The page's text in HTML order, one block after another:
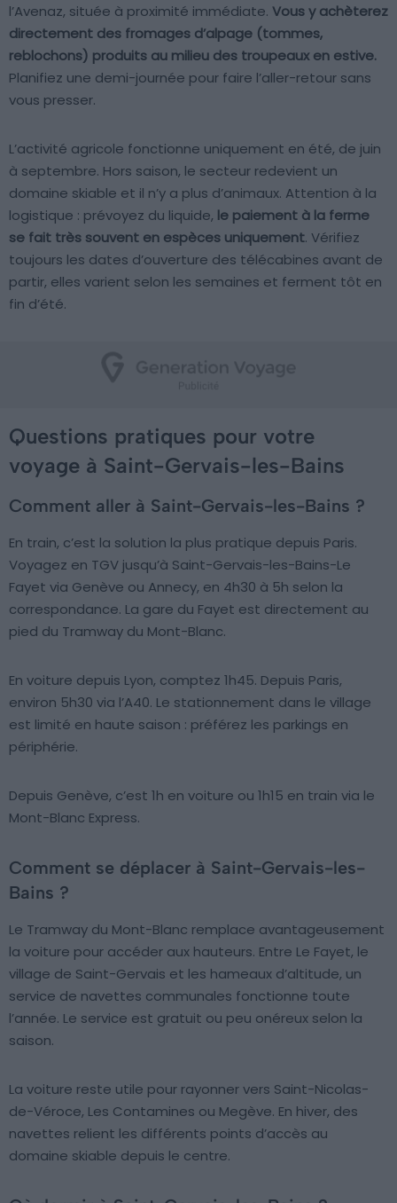
l’Avenaz, située à proximité immédiate. Vous y achèterez
directement des fromages d’alpage (tommes,
reblochons) produits au milieu des troupeaux en estive.
Planifiez une demi-journée pour faire l’aller-retour sans
vous presser.
L’activité agricole fonctionne uniquement en été, de juin
à septembre. Hors saison, le secteur redevient un
domaine skiable et il n’y a plus d’animaux. Attention à la
logistique : prévoyez du liquide, le paiement à la ferme
se fait très souvent en espèces uniquement. Vérifiez
toujours les dates d’ouverture des télécabines avant de
partir, elles varient selon les semaines et ferment tôt en
fin d’été.
Questions pratiques pour votre
voyage à Saint-Gervais-les-Bains
Comment aller à Saint-Gervais-les-Bains ?
En train, c’est la solution la plus pratique depuis Paris.
Voyagez en TGV jusqu’à Saint-Gervais-les-Bains-Le
Fayet via Genève ou Annecy, en 4h30 à 5h selon la
correspondance. La gare du Fayet est directement au
pied du Tramway du Mont-Blanc.
En voiture depuis Lyon, comptez 1h45. Depuis Paris,
environ 5h30 via l’A40. Le stationnement dans le village
est limité en haute saison : préférez les parkings en
périphérie.
Depuis Genève, c’est 1h en voiture ou 1h15 en train via le
Mont-Blanc Express.
Comment se déplacer à Saint-Gervais-les-
Bains ?
Le Tramway du Mont-Blanc remplace avantageusement
la voiture pour accéder aux hauteurs. Entre Le Fayet, le
village de Saint-Gervais et les hameaux d’altitude, un
service de navettes communales fonctionne toute
l’année. Le service est gratuit ou peu onéreux selon la
saison.
La voiture reste utile pour rayonner vers Saint-Nicolas-
de-Véroce, Les Contamines ou Megève. En hiver, des
navettes relient les différents points d’accès au
domaine skiable depuis le centre.